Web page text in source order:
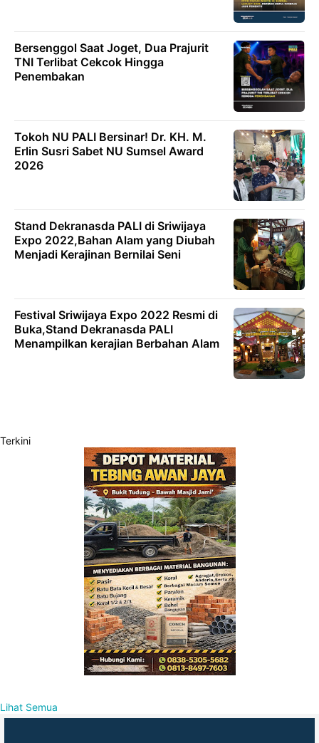
Bersenggol Saat Joget, Dua Prajurit
TNI Terlibat Cekcok Hingga
Penembakan
Tokoh NU PALI Bersinar! Dr. KH. M.
Erlin Susri Sabet NU Sumsel Award
2026
Stand Dekranasda PALI di Sriwijaya
Expo 2022,Bahan Alam yang Diubah
Menjadi Kerajinan Bernilai Seni
Festival Sriwijaya Expo 2022 Resmi di
Buka,Stand Dekranasda PALI
Menampilkan kerajian Berbahan Alam
Terkini
Lihat Semua